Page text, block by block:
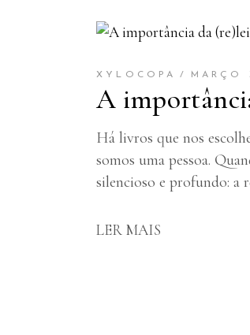
XYLOCOPA MARÇO
A
Há livros que nos
somos uma pessoa.
silencioso e profundo: a
LER MAIS